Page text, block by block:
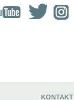
KONTAKT